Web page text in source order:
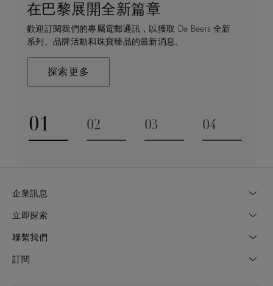
在巴黎展開全新篇章
歡迎訂閱我們的專屬電郵通訊，以獲取 De Beers 全新
系列、品牌活動和珠寶臻品的最新消息。
探索更多
守護永恒
De Beers 在全球珠寶領域獨樹一幟，因為我們是唯一
與鑽石原產地有直接連結的奢華珠寶品牌。
探索更多
顧客服務
無論您是透過線上購物或造訪實體精品店，我們始終致
力於為您提供個人化的購物體驗。預約於店內或線上進
瞭解更多
De Beers 的世界
De Beers 成立於倫敦，靈感來自非洲的自然，是奢華
鑽石珠寶的巔峰。我們的創意和工藝將鑽石轉化為永恆
探索更多
01
Go to slide 1
02
03
04
企業訊息
立即探索
聯繫我們
訂閱